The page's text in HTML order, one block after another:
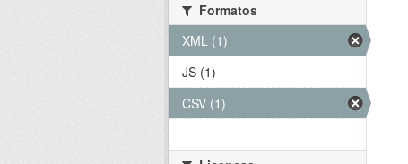
Formatos
XML (1)
JS (1)
CSV (1)